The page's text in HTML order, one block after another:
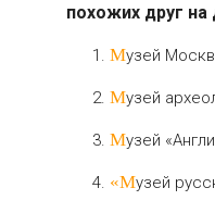
похожих друг на
Музей
Музей
Музей
«Музей